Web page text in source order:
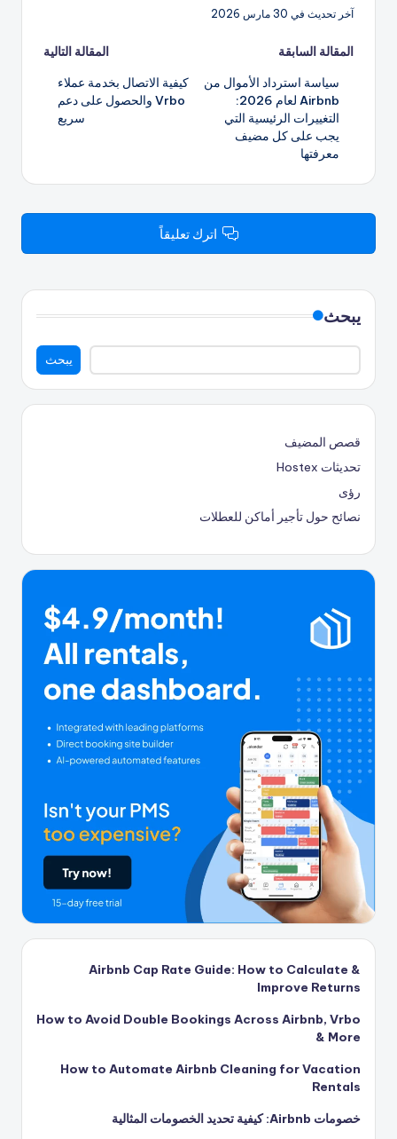
آخر تحديث في 30 مارس 2026
تصفّح
المقالات
المقالة السابقة
سياسة استرداد الأموال من
Airbnb لعام 2026:
التغييرات الرئيسية التي
يجب على كل مضيف
معرفتها
المقالة التالية
كيفية الاتصال بخدمة عملاء
Vrbo والحصول على دعم
سريع
اترك تعليقاً
يبحث
يبحث
قصص المضيف
تحديثات Hostex
رؤى
نصائح حول تأجير أماكن للعطلات
Airbnb Cap Rate Guide: How to Calculate &
Improve Returns
How to Avoid Double Bookings Across Airbnb, Vrbo
& More
How to Automate Airbnb Cleaning for Vacation
Rentals
خصومات Airbnb: كيفية تحديد الخصومات المثالية